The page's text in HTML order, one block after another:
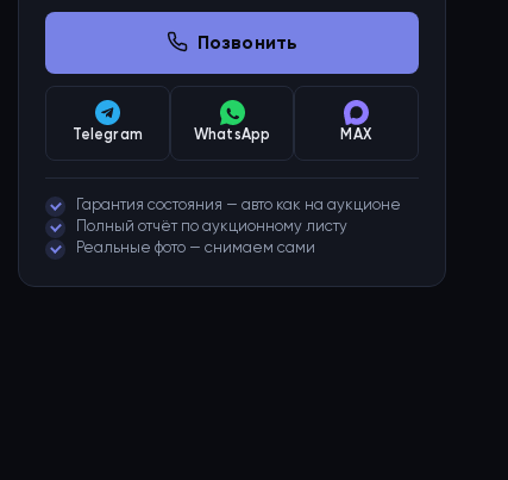
Позвонить
Telegram WhatsApp MAX
Гарантия состояния — авто как на аукционе
Полный отчёт по аукционному листу
Реальные фото — снимаем сами